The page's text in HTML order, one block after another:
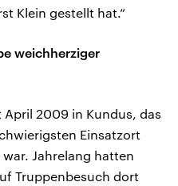
Klein gestellt hat.“
weichherziger
April 2009 in Kundus, das
Einsatzort
Jahrelang hatten
Truppenbesuch dort